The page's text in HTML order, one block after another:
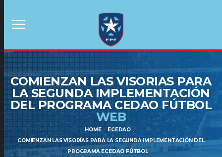
COMIENZAN LAS VISORIAS PARA
LA SEGUNDA IMPLEMENTACIÓN
DEL PROGRAMA CEDAO FÚTBOL
WEB
HOME
ECEDAO
COMIENZAN LAS VISORÍAS PARA LA SEGUNDA IMPLEMENTACIÓN DEL
PROGRAMA ECEDAO FÚTBOL